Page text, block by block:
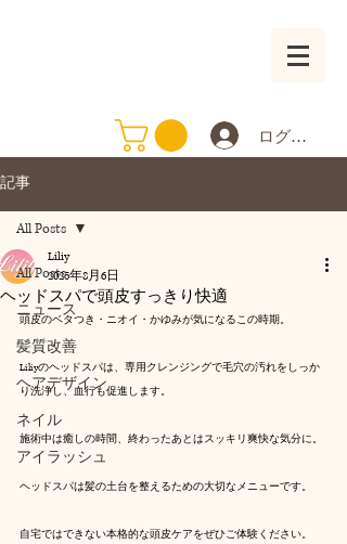
ログイン
記事
All Posts
ニュース
髪質改善
ヘアデザイン
ネイル
アイラッシュ
All Posts
ヘッドスパで頭皮すっきり快適
Liliy
2025年8月6日
頭皮のベタつき・ニオイ・かゆみが気になるこの時期。
Liliyのヘッドスパは、専用クレンジングで毛穴の汚れをしっか
り洗浄し、血行も促進します。
施術中は癒しの時間、終わったあとはスッキリ爽快な気分に。
ヘッドスパは髪の土台を整えるための大切なメニューです。
自宅ではできない本格的な頭皮ケアをぜひご体験ください。